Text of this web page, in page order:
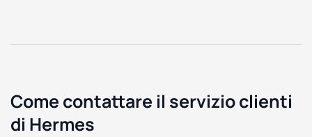
Come contattare il servizio clienti
di Hermes